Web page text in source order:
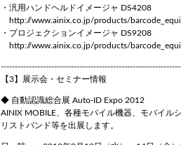
・汎用ハンドヘルドイメージャ DS4208
http://www.ainix.co.jp/products/
・プロジェクションイメージャ DS9208
http://www.ainix.co.jp/products/
【3】展示会・セミナー情報
◆ 自動認識総合展 Auto-ID Expo 2012
AINIX MOBILE、各種モバイル機器、モバイル
リストバンド等を出展します。